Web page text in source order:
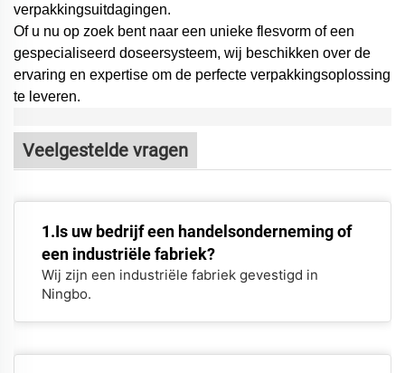
verpakkingsuitdagingen.
Of u nu op zoek bent naar een unieke flesvorm of een
gespecialiseerd doseersysteem, wij beschikken over de
ervaring en expertise om de perfecte verpakkingsoplossing
te leveren.
Veelgestelde vragen
1.Is uw bedrijf een handelsonderneming of
een industriële fabriek?
Wij zijn een industriële fabriek gevestigd in
Ningbo.